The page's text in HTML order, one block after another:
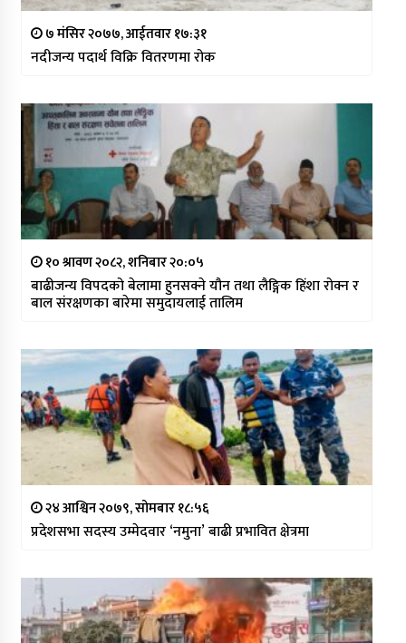
७ मंसिर २०७७, आईतवार १७:३१
नदीजन्य पदार्थ विक्रि वितरणमा रोक
१० श्रावण २०८२, शनिबार २०:०५
बाढीजन्य विपदको बेलामा हुनसक्ने यौन तथा लैङ्गिक हिंशा रोक्न र
बाल संरक्षणका बारेमा समुदायलाई तालिम
२४ आश्विन २०७९, सोमबार १८:५६
प्रदेशसभा सदस्य उम्मेदवार ‘नमुना’ बाढी प्रभावित क्षेत्रमा